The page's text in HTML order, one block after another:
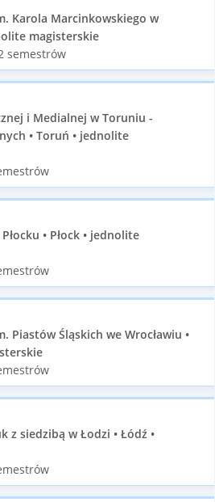
Karola Marcinkowskiego w
magisterskie
semestrów
i Medialnej w Toruniu -
• Toruń • jednolite
• Płock • jednolite
Piastów Śląskich we Wrocławiu •
z siedzibą w Łodzi • Łódź •